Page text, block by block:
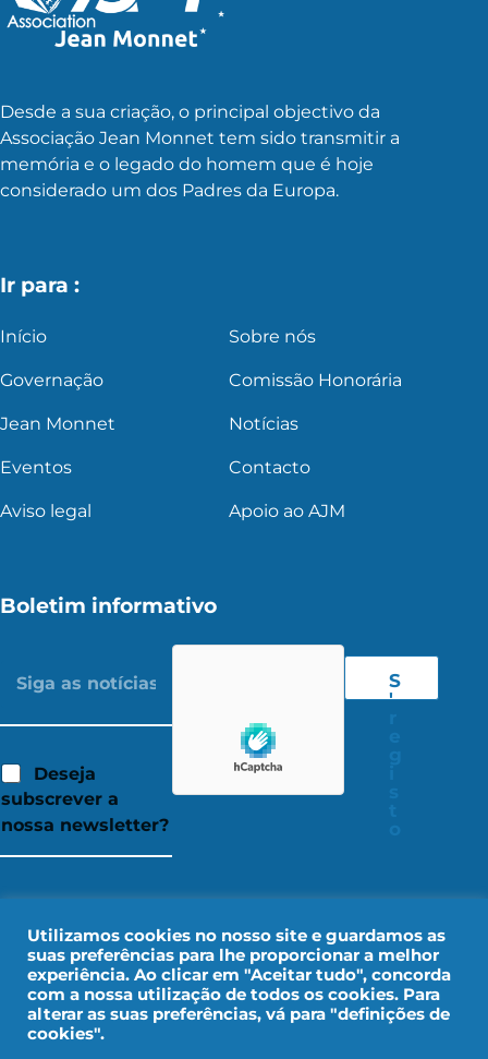
Desde a sua criação, o principal objectivo da
Associação Jean Monnet tem sido transmitir a
memória e o legado do homem que é hoje
considerado um dos Padres da Europa.
Ir para :
Início Sobre nós
Governação Comissão Honorária
Jean Monnet Notícias
Eventos Contacto
Aviso legal Apoio ao AJM
Boletim informativo
Deseja
subscrever a
nossa newsletter?
S
'
Utilizamos cookies no nosso site e guardamos as
suas preferências para lhe proporcionar a melhor
experiência. Ao clicar em "Aceitar tudo", concorda
com a nossa utilização de todos os cookies. Para
alterar as suas preferências, vá para "definições de
cookies".